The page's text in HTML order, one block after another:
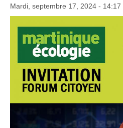
Mardi, septembre 17, 2024 - 14:17